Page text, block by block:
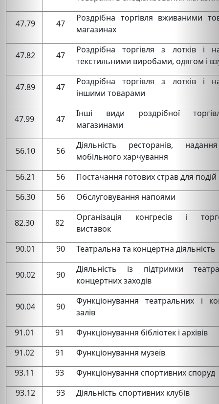
47.79 47
Роздрібна торгівля вживаними
магазинах
47.82 47
Роздрібна торгівля з лотків і
текстильними виробами, одягом і
47.89 47
Роздрібна торгівля з лотків і
іншими товарами
47.99 47
Інші види роздрібної
магазинами
56.10 56
Діяльність ресторанів,
мобільного харчування
56.21
56
Постачання готових страв для подій
56.30
56 Обслуговування напоями
82.30 82
Організація конгресів і
виставок
90.01
90 Театральна та концертна діяльність
90.02 90
Діяльність із підтримки
концертних заходів
90.04 90
Функціонування театральних і
залів
91.01
91
Функціонування бібліотек і архівів
91.02
91
Функціонування музеїв
93.11
93
Функціонування спортивних споруд
93.12
93
Діяльність спортивних клубів